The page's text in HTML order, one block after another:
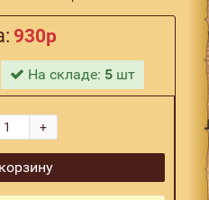
930р
На складе: 5 шт
+